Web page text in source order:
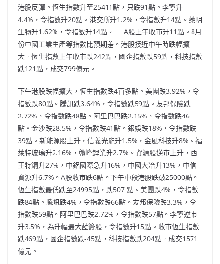
港股反彈。恆生指數升至25411點，只跌91點。李寧升
4.4%，令指數升20點。港交所升1.2%，令指數升14點。藥明
生物升1.62%，令指數升14點。 A股上午收市升11點。8月
份中國工業生產等指數比預期差。港股接近中午時跌幅擴
大，恆生指數上午收市跌242點，國企指數跌59點，科技指數
跌121點，成交799億元。
下午港股跌幅擴大，恆生指數跌4百多點。美團跌3.92%，令
指數跌80點。騰訊跌3.64%，令指數跌59點。友邦保險跌
2.72%，令指數跌48點。阿里巴巴跌2.15%，令指數跌46
點。金沙跌28.5%，令指數跌41點。銀娛跌18%，令指數跌
39點。新能源股上升，信義光能升1.5%，金風科技升8%。福
萊特玻璃升2.16%，贛峰鋰業升2.7%。資源股逆市上升，西
王特鋼升27%，中鋁國際急升16%，中國大冶升13%，中信
資源升6.7%。A股收市跌6點。下午中段港股跌破25000點。
恆生指數最低跌至24995點，跌507 點。美團跌4%，令指數
跌84點。騰訊跌4%，令指數跌66點。友邦保險跌3.3%，令
指數跌59點。阿里巴巴跌2.72%，令指數跌57點。李寧逆市
升3.5%，為升幅最大藍籌股，令指數升15點。收市恆生指數
跌469點，國企指數跌-45點，科技指數跌204點，成交1571
億元。